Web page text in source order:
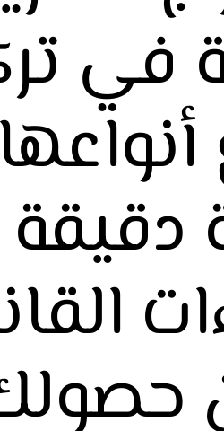
في
دقيقة